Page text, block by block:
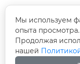
Мы используем
опыта просмотра.
Продолжая
нашей